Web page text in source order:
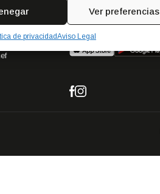
Ver preferencias
de privacidadAviso Legal